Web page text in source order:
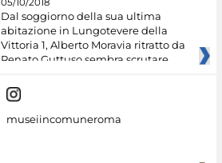
Dal soggiorno della sua ultima
abitazione in Lungotevere della
Vittoria 1, Alberto Moravia ritratto da
Renato Guttuso sembra scrutare
museiincomuneroma